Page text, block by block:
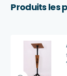
Produits les